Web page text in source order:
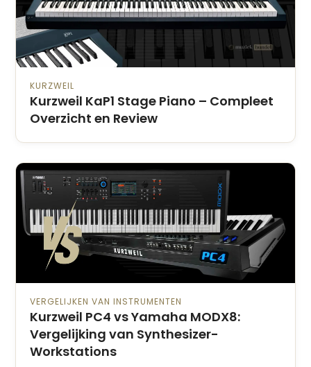
KURZWEIL
Kurzweil KaP1 Stage Piano – Compleet
Overzicht en Review
VERGELIJKEN VAN INSTRUMENTEN
Kurzweil PC4 vs Yamaha MODX8:
Vergelijking van Synthesizer-
Workstations